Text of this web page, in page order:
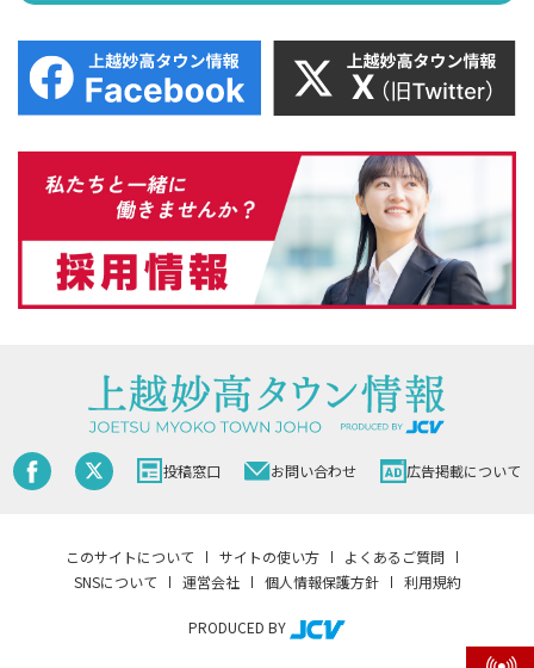
投稿窓口 お問い合わせ 広告掲載について
このサイトについて サイトの使い方
よくあるご質問
SNSについて
運営会社 個人情報保護方針 利用規約
PRODUCED BY